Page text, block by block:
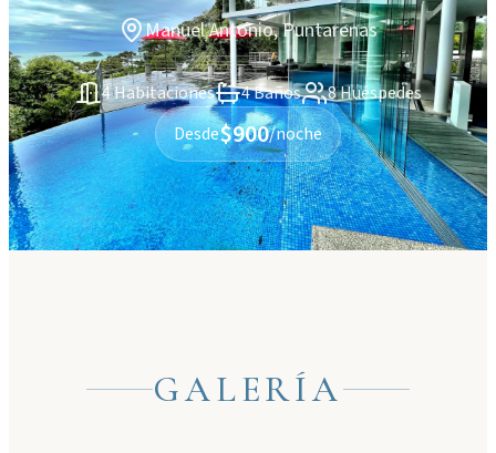
Manuel Antonio, Puntarenas
4 Habitaciones 4 Baños
8 Huéspedes
Desde$900/noche
GALERÍA